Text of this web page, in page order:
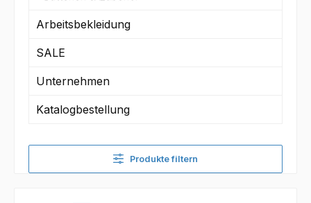
Arbeitsbekleidung
SALE
Unternehmen
Katalogbestellung
Produkte filtern